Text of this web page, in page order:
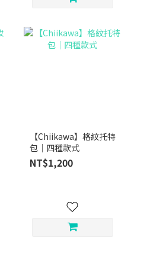
【Chiikawa】格紋托特
包｜四種款式
NT$1,200